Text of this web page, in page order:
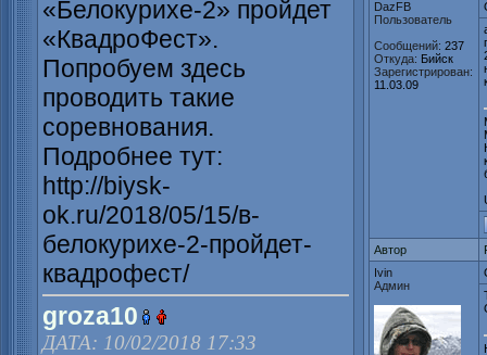
«Белокурихе-2» пройдет
«КвадроФест».
Попробуем здесь
проводить такие
соревнования.
Подробнее тут:
http://biysk-
ok.ru/2018/05/15/в-
белокурихе-2-пройдет-
квадрофест/
groza10
ДАТА: 10/02/2018 17:33
DazFB
Пользователь
Сообщений: 237
Откуда: Бийск
Зарегистрирован:
11.03.09
Автор
Ivin
Админ